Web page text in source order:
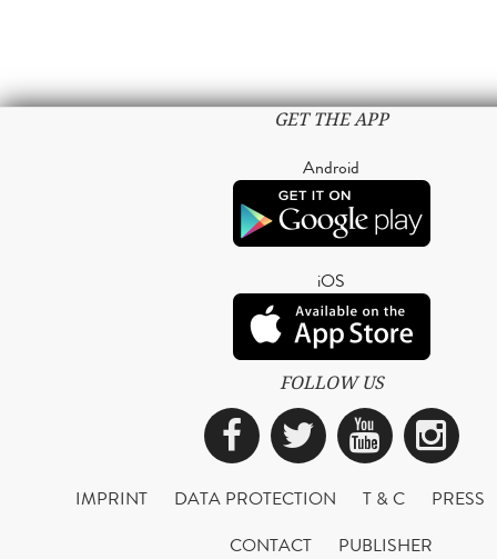
GET THE APP
Android
iOS
FOLLOW US
Facebook
Twitter
IMPRINT DATA PROTECTION T & C
PRESS
CONTACT
PUBLISHER